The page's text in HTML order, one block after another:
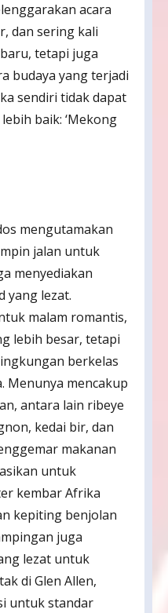
acara
dan sering kali
tetapi juga
budaya yang terjadi
sendiri tidak dapat
baik: ‘Mekong
mengutamakan
jalan untuk
menyediakan
yang lezat.
malam romantis,
lebih besar, tetapi
berkelas
Menunya mencakup
antara lain ribeye
kedai bir, dan
makanan
untuk
kembar Afrika
kepiting benjolan
juga
lezat untuk
di Glen Allen,
untuk standar